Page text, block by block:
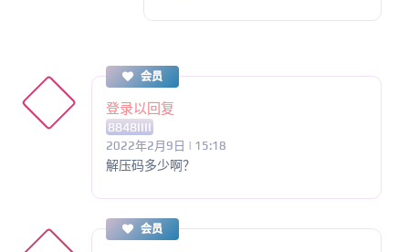
会员
登录以回复
8848IIII
2022年2月9日 | 15:18
解压码多少啊？
会员